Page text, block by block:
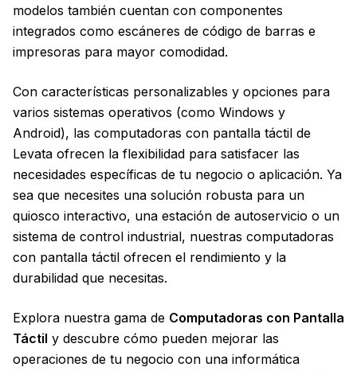
modelos también cuentan con componentes
integrados como escáneres de código de barras e
impresoras para mayor comodidad.
Con características personalizables y opciones para
varios sistemas operativos (como Windows y
Android), las computadoras con pantalla táctil de
Levata ofrecen la flexibilidad para satisfacer las
necesidades específicas de tu negocio o aplicación. Ya
sea que necesites una solución robusta para un
quiosco interactivo, una estación de autoservicio o un
sistema de control industrial, nuestras computadoras
con pantalla táctil ofrecen el rendimiento y la
durabilidad que necesitas.
Explora nuestra gama de Computadoras con Pantalla
Táctil y descubre cómo pueden mejorar las
operaciones de tu negocio con una informática